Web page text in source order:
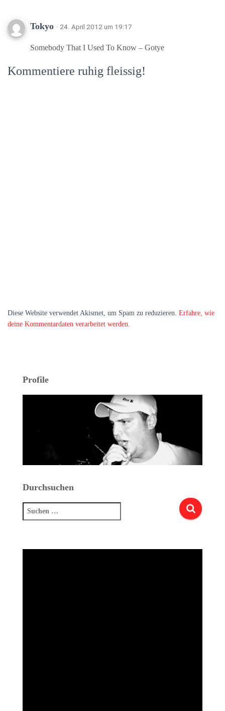
Tokyo · 24. April 2012 um 19:17
Somebody That I Used To Know – Gotye
Kommentiere ruhig fleissig!
Diese Website verwendet Akismet, um Spam zu reduzieren. Erfahre, wie
deine Kommentardaten verarbeitet werden.
Profile
Durchsuchen
Suchen
nach: